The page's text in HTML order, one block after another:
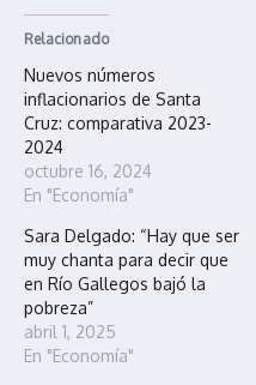
Relacionado
Nuevos números
inflacionarios de Santa
Cruz: comparativa 2023-
2024
octubre 16, 2024
En "Economía"
Sara Delgado: “Hay que ser
muy chanta para decir que
en Río Gallegos bajó la
pobreza”
abril 1, 2025
En "Economía"